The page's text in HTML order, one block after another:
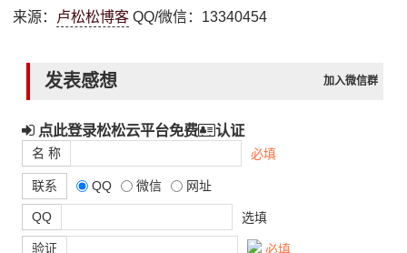
来源： 卢松松博客 QQ/微信：13340454
发表感想 加入微信群
点此登录松松云平台免费 认证
名 称 必填
联系 QQ 微信 网址
QQ 选填
验证 必填